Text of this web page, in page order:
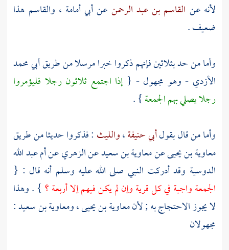
لأنه عن القاسم بن عبد الرحمن عنأبي أمامة ، والقاسم هذا
ضعيف .
وأما من حد بثلاثين فإنهم ذكروا خبرا مرسلا من طريقأبي محمد
الأزدي - وهو مجهول - {إذا اجتمع ثلاثون رجلا فليؤمروا
رجلا يصلي بهم الجمعة} .
وأما من قال بقولأبي حنيفة،والليث : فذكروا حديثا من طريق
معاوية بن يحيىعنمعاوية بن سعيدعنالزهريعنأم عبد الله
الدوسية وقد أدركت النبي صلى الله عليه وسلم أنه قال : {
الجمعة واجبة في كل قرية وإن لم يكن فيهم إلا أربعة ؟ } . وهذا
لا يجوز الاحتجاج به ; لأنمعاوية بن يحيى،ومعاوية بن سعيد:
مجهولان